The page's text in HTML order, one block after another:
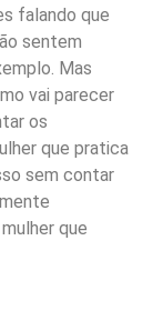
falando que
sentem
Mas
vai parecer
os
que pratica
sem contar
que